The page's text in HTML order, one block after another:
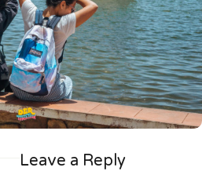
Leave a Reply